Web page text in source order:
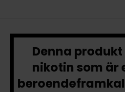
Denna
nikotin som är